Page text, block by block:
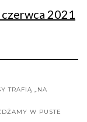
2021
TRAFIĄ „NA
W PUSTE